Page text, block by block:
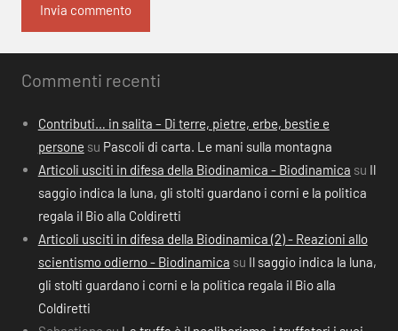
Commenti recenti
Contributi… in salita – Di terre, pietre, erbe, bestie e
persone su Pascoli di carta. Le mani sulla montagna
Articoli usciti in difesa della Biodinamica - Biodinamica su Il
saggio indica la luna, gli stolti guardano i corni e la politica
regala il Bio alla Coldiretti
Articoli usciti in difesa della Biodinamica (2) - Reazioni allo
scientismo odierno - Biodinamica su Il saggio indica la luna,
gli stolti guardano i corni e la politica regala il Bio alla
Coldiretti